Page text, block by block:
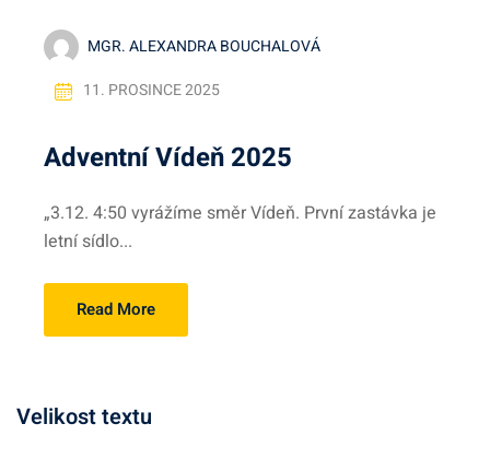
MGR. ALEXANDRA BOUCHALOVÁ
11. PROSINCE 2025
Adventní Vídeň 2025
„3.12. 4:50 vyrážíme směr Vídeň. První zastávka je
letní sídlo...
Read More
Velikost textu